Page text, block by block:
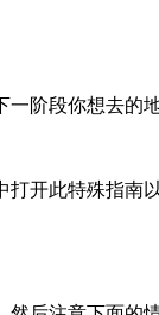
阶段你想去的
打开此特殊指南